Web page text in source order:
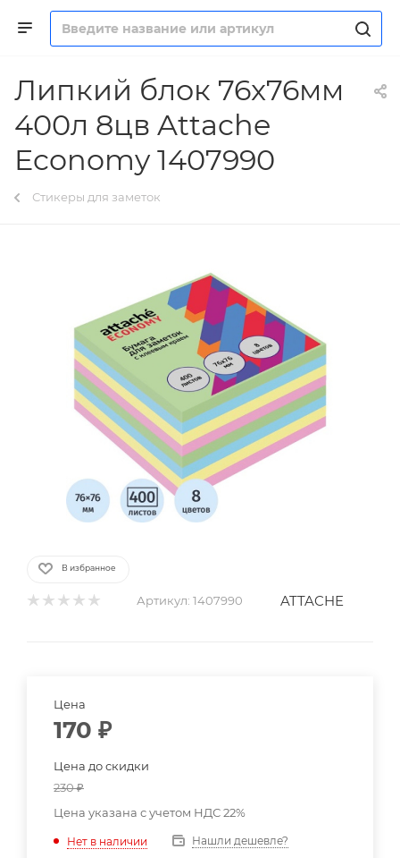
Липкий блок 76x76мм
400л 8цв Attache
Economy 1407990
Стикеры для заметок
В избранное
Артикул: 1407990 ATTACHE
Цена
170 ₽
Цена до скидки
230₽
Цена указана с учетом НДС 22%
Нет в наличии Нашли дешевле?